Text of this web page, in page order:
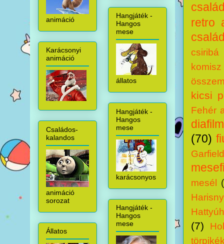
retro
csiribá
komisz
kicsi
Fehér
diafilm
(70)
Garfield
mesél
(7)
animáció
Karácsonyi
animáció
Családos-
kalandos
animáció
sorozat
Állatos
Hangjáték -
Hangos
mese
állatos
Hangjáték -
Hangos
mese
karácsonyos
Hangjáték -
Hangos
mese